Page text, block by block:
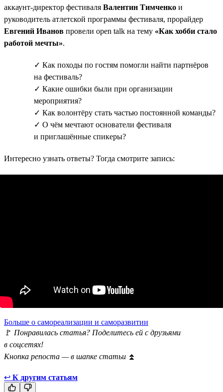
аккаунт-директор фестиваля Валентин Тимченко и
руководитель атлетской программы фестиваля, прорайдер
Евгений Иванов провели open talk на тему «Как хобби стало
работой мечты».
✓ Как походы по гостям помогли найти партнёров
на фестиваль?
✓ Какие ошибки были при организации
мероприятия?
✓ Как волонтёру стать частью постоянной команды?
✓ О чём мечтают основатели фестиваля
и приглашённые спикеры?
Интересно узнать ответы? Тогда смотрите запись:
Больше о самореализации и саморазвитии
🚩 Понравилась статья? Поделитесь ей с друзьями
в соцсетях!
Кнопка репоста — в шапке статьи ⏫
↩ К другим статьям